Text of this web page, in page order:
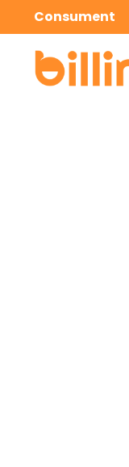
Consument